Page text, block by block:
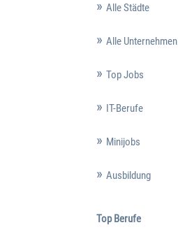
Alle Städte
Alle Unternehmen
Top Jobs
IT-Berufe
Minijobs
Ausbildung
Top Berufe